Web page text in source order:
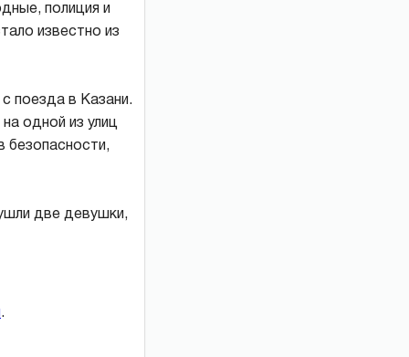
полиция и
известно из
поезда в Казани.
одной из улиц
безопасности,
две девушки,
.